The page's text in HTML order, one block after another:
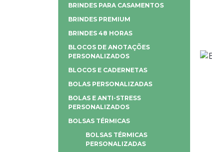
BRINDES PARA CASAMENTOS
BRINDES PREMIUM
BRINDES 48 HORAS
BLOCOS DE ANOTAÇÕES
PERSONALIZADOS
BLOCOS E CADERNETAS
BOLAS PERSONALIZADAS
BOLAS E ANTI-STRESS
PERSONALIZADOS
BOLSAS TÉRMICAS
BOLSAS TÉRMICAS
PERSONALIZADAS